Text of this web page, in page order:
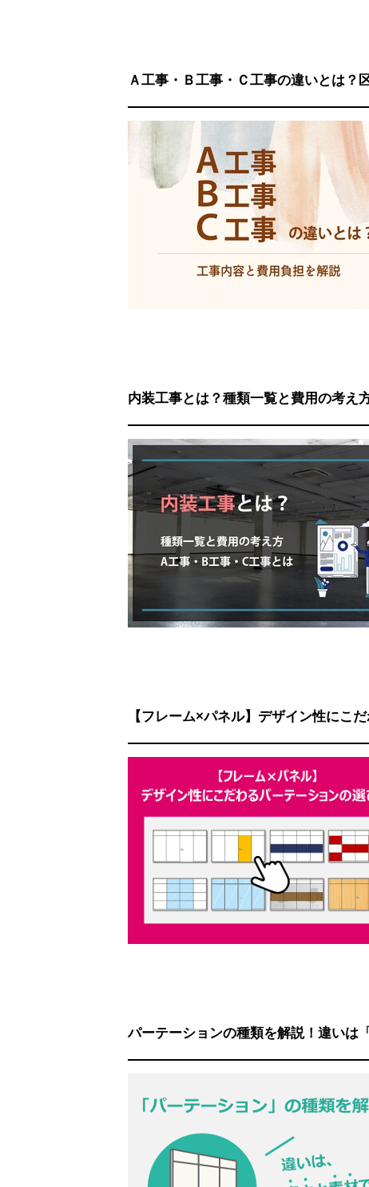
Ａ工事・Ｂ工事・Ｃ工事の違いとは？
内装工事とは？種類一覧と費用の考え
【フレーム×パネル】デザイン性にこ
パーテーションの種類を解説！違いは